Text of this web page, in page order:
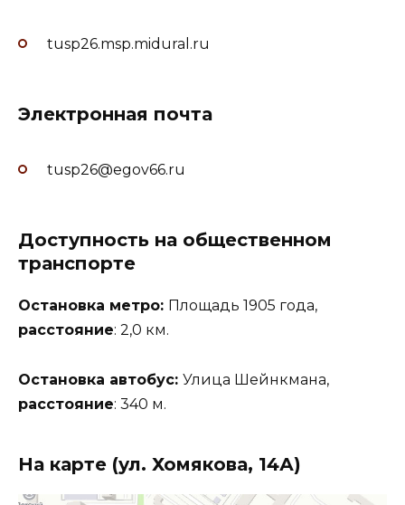
tusp26.msp.midural.ru
Электронная почта
tusp26@egov66.ru
Доступность на общественном
транспорте
Остановка метро: Площадь 1905 года,
расстояние: 2,0 км.
Остановка автобус: Улица Шейнкмана,
расстояние: 340 м.
На карте (ул. Хомякова, 14А)